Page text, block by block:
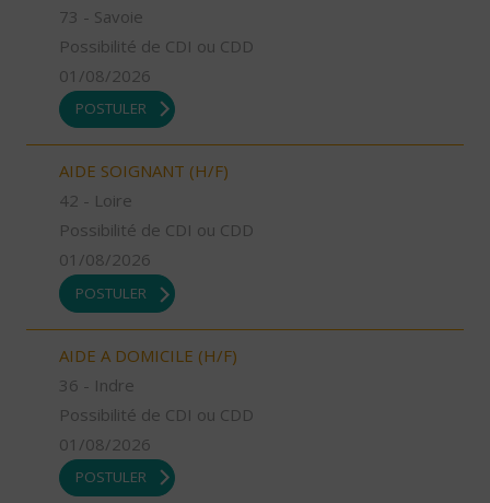
73 - Savoie
Possibilité de CDI ou CDD
01/08/2026
POSTULER
AIDE SOIGNANT (H/F)
42 - Loire
Possibilité de CDI ou CDD
01/08/2026
POSTULER
AIDE A DOMICILE (H/F)
36 - Indre
Possibilité de CDI ou CDD
01/08/2026
POSTULER